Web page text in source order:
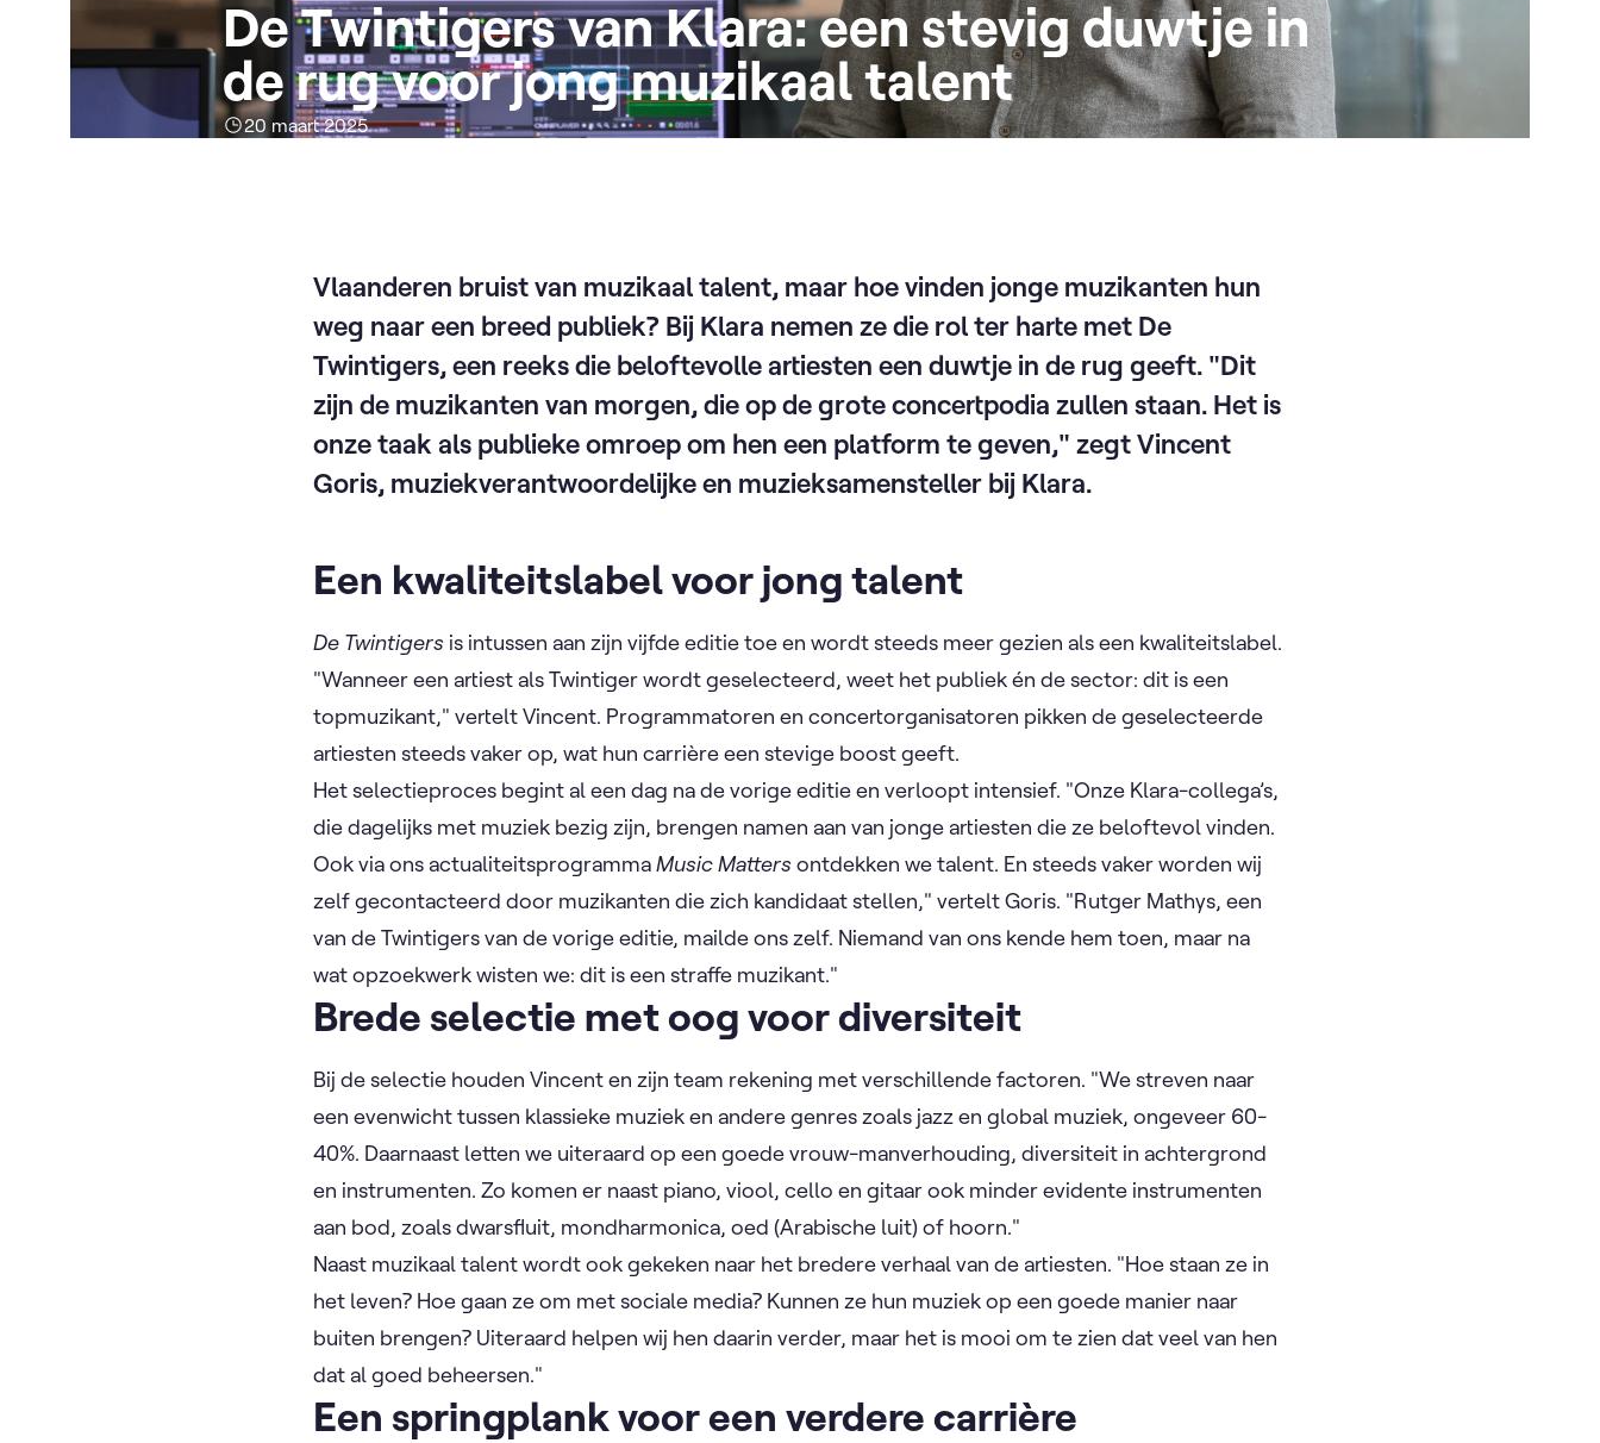
De Twintigers van Klara: een stevig duwtje in
de rug voor jong muzikaal talent
20 maart 2025
Vlaanderen bruist van muzikaal talent, maar hoe vinden jonge muzikanten hun
weg naar een breed publiek? Bij Klara nemen ze die rol ter harte met De
Twintigers, een reeks die beloftevolle artiesten een duwtje in de rug geeft. "Dit
zijn de muzikanten van morgen, die op de grote concertpodia zullen staan. Het is
onze taak als publieke omroep om hen een platform te geven," zegt Vincent
Goris, muziekverantwoordelijke en muzieksamensteller bij Klara.
Een kwaliteitslabel voor jong talent
De Twintigers is intussen aan zijn vijfde editie toe en wordt steeds meer gezien als een kwaliteitslabel.
"Wanneer een artiest als Twintiger wordt geselecteerd, weet het publiek én de sector: dit is een
topmuzikant," vertelt Vincent. Programmatoren en concertorganisatoren pikken de geselecteerde
artiesten steeds vaker op, wat hun carrière een stevige boost geeft.
Het selectieproces begint al een dag na de vorige editie en verloopt intensief. "Onze Klara-collega’s,
die dagelijks met muziek bezig zijn, brengen namen aan van jonge artiesten die ze beloftevol vinden.
Ook via ons actualiteitsprogrammaMusic Mattersontdekken we talent. En steeds vaker worden wij
zelf gecontacteerd door muzikanten die zich kandidaat stellen," vertelt Goris. "Rutger Mathys, een
van de Twintigers van de vorige editie, mailde ons zelf. Niemand van ons kende hem toen, maar na
wat opzoekwerk wisten we: dit is een straffe muzikant."
Brede selectie met oog voor diversiteit
Bij de selectie houden Vincent en zijn team rekening met verschillende factoren. "We streven naar
een evenwicht tussen klassieke muziek en andere genres zoals jazz en global muziek, ongeveer 60-
40%. Daarnaast letten we uiteraard op een goede vrouw-manverhouding, diversiteit in achtergrond
en instrumenten. Zo komen er naast piano, viool, cello en gitaar ook minder evidente instrumenten
aan bod, zoals dwarsfluit, mondharmonica, oed (Arabische luit) of hoorn."
Naast muzikaal talent wordt ook gekeken naar het bredere verhaal van de artiesten. "Hoe staan ze in
het leven? Hoe gaan ze om met sociale media? Kunnen ze hun muziek op een goede manier naar
buiten brengen? Uiteraard helpen wij hen daarin verder, maar het is mooi om te zien dat veel van hen
dat al goed beheersen."
Een springplank voor een verdere carrière